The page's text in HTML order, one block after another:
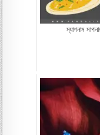
ম্যাগনাম